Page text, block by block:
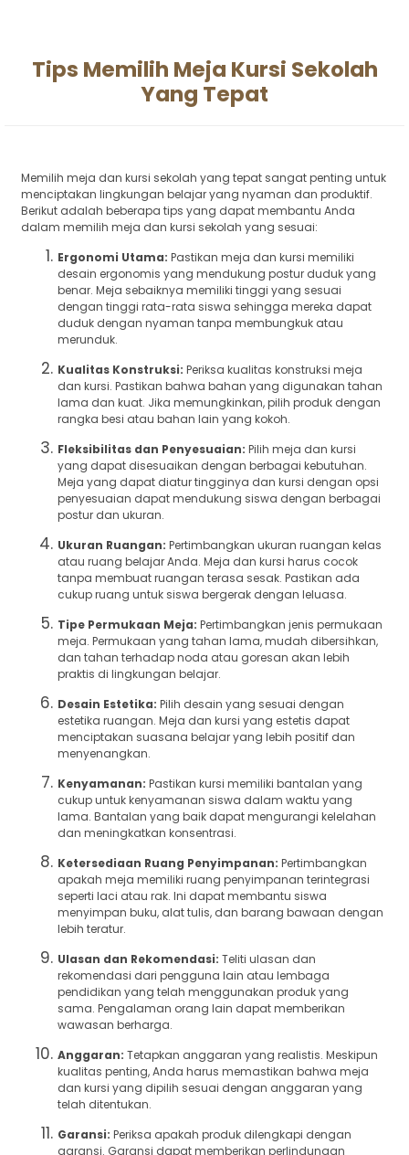
Tips Memilih Meja Kursi Sekolah
Yang Tepat
Memilih meja dan kursi sekolah yang tepat sangat penting untuk
menciptakan lingkungan belajar yang nyaman dan produktif.
Berikut adalah beberapa tips yang dapat membantu Anda
dalam memilih meja dan kursi sekolah yang sesuai:
Ergonomi Utama: Pastikan meja dan kursi memiliki
desain ergonomis yang mendukung postur duduk yang
benar. Meja sebaiknya memiliki tinggi yang sesuai
dengan tinggi rata-rata siswa sehingga mereka dapat
duduk dengan nyaman tanpa membungkuk atau
merunduk.
Kualitas Konstruksi: Periksa kualitas konstruksi meja
dan kursi. Pastikan bahwa bahan yang digunakan tahan
lama dan kuat. Jika memungkinkan, pilih produk dengan
rangka besi atau bahan lain yang kokoh.
Fleksibilitas dan Penyesuaian: Pilih meja dan kursi
yang dapat disesuaikan dengan berbagai kebutuhan.
Meja yang dapat diatur tingginya dan kursi dengan opsi
penyesuaian dapat mendukung siswa dengan berbagai
postur dan ukuran.
Ukuran Ruangan: Pertimbangkan ukuran ruangan kelas
atau ruang belajar Anda. Meja dan kursi harus cocok
tanpa membuat ruangan terasa sesak. Pastikan ada
cukup ruang untuk siswa bergerak dengan leluasa.
Tipe Permukaan Meja: Pertimbangkan jenis permukaan
meja. Permukaan yang tahan lama, mudah dibersihkan,
dan tahan terhadap noda atau goresan akan lebih
praktis di lingkungan belajar.
Desain Estetika: Pilih desain yang sesuai dengan
estetika ruangan. Meja dan kursi yang estetis dapat
menciptakan suasana belajar yang lebih positif dan
menyenangkan.
Kenyamanan: Pastikan kursi memiliki bantalan yang
cukup untuk kenyamanan siswa dalam waktu yang
lama. Bantalan yang baik dapat mengurangi kelelahan
dan meningkatkan konsentrasi.
Ketersediaan Ruang Penyimpanan: Pertimbangkan
apakah meja memiliki ruang penyimpanan terintegrasi
seperti laci atau rak. Ini dapat membantu siswa
menyimpan buku, alat tulis, dan barang bawaan dengan
lebih teratur.
Ulasan dan Rekomendasi: Teliti ulasan dan
rekomendasi dari pengguna lain atau lembaga
pendidikan yang telah menggunakan produk yang
sama. Pengalaman orang lain dapat memberikan
wawasan berharga.
Anggaran: Tetapkan anggaran yang realistis. Meskipun
kualitas penting, Anda harus memastikan bahwa meja
dan kursi yang dipilih sesuai dengan anggaran yang
telah ditentukan.
Garansi: Periksa apakah produk dilengkapi dengan
garansi. Garansi dapat memberikan perlindungan